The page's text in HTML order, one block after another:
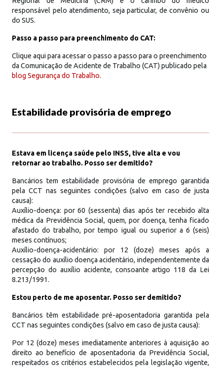
responsável pelo atendimento, seja particular, de convênio ou
do SUS.
Passo a passo para preenchimento do CAT:
Clique aqui para acessar o passo a passo para o preenchimento
da Comunicação de Acidente de Trabalho (CAT) publicado pela
blog Segurança do Trabalho.
Estabilidade provisória de emprego
Estava em licença saúde pelo INSS, tive alta e vou
retornar ao trabalho. Posso ser demitido?
Bancários tem estabilidade provisória de emprego garantida
pela CCT nas seguintes condições (salvo em caso de justa
causa):
Auxílio-doença: por 60 (sessenta) dias após ter recebido alta
médica da Previdência Social, quem, por doença, tenha ficado
afastado do trabalho, por tempo igual ou superior a 6 (seis)
meses contínuos;
Auxílio-doença-acidentário: por 12 (doze) meses após a
cessação do auxílio doença acidentário, independentemente da
percepção do auxílio acidente, consoante artigo 118 da Lei
8.213/1991.
Estou perto de me aposentar. Posso ser demitido?
Bancários têm estabilidade pré-aposentadoria garantida pela
CCT nas seguintes condições (salvo em caso de justa causa):
Por 12 (doze) meses imediatamente anteriores à aquisição ao
direito ao benefício de aposentadoria da Previdência Social,
respeitados os critérios estabelecidos pela legislação vigente,